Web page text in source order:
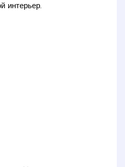
интерьер.